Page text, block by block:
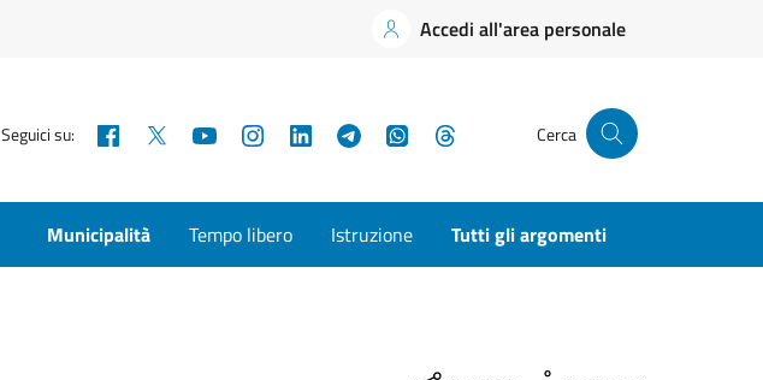
Accedi all'area personale
Seguici su: Facebook YouTubeInstagramLinkedInTelegramWhatsApp Cerca
Municipalità Tempo libero Istruzione Tutti gli argomenti